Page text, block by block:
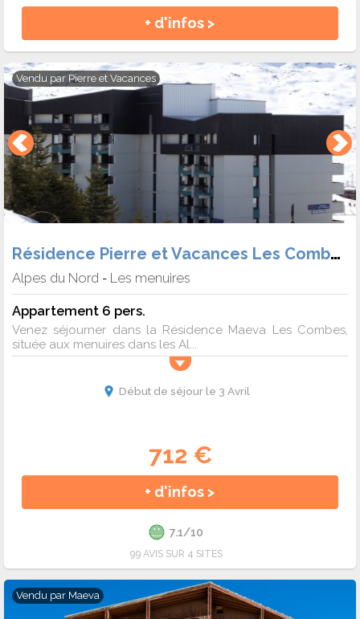
+ d'infos >
Vendu par Pierre et Vacances
Résidence Pierre et Vacances Les Combes
Alpes du Nord - Les menuires
Appartement 6 pers.
Venez séjourner dans la Résidence Maeva Les Combes,
située aux menuires dans les Al...
Début de séjour le 3 Avril
712 €
+ d'infos >
7.1/10
99 AVIS SUR 4 SITES
Vendu par Maeva